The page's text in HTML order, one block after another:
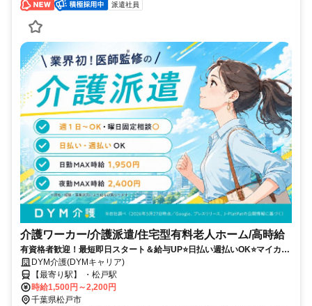
派遣社員
介護ワーカー/介護派遣/住宅型有料老人ホーム/高時給
有資格者歓迎！最短即日スタート＆給与UP⭐️日払い週払いOK⭐️マイカー
通勤可＆希望シフト柔軟対応✨
DYM介護(DYMキャリア)
【最寄り駅】 ・松戸駅
時給1,500円～2,200円
千葉県松戸市